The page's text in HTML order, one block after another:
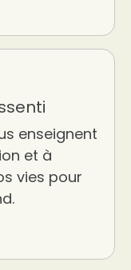
enseignent
et à
vies pour